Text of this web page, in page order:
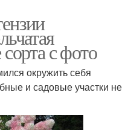
с фото
окружить себя
и садовые участки не